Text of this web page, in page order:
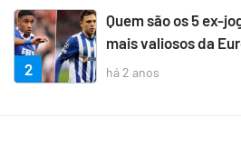
2
Quem são os 5 ex-
mais valiosos da
há 2 anos